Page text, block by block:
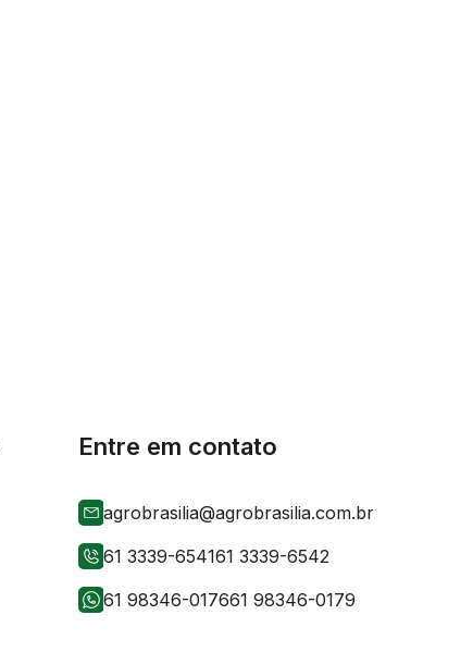
Entre em contato
agrobrasilia@agrobrasilia.com.br
61 3339-654161 3339-6542
61 98346-017661 98346-0179